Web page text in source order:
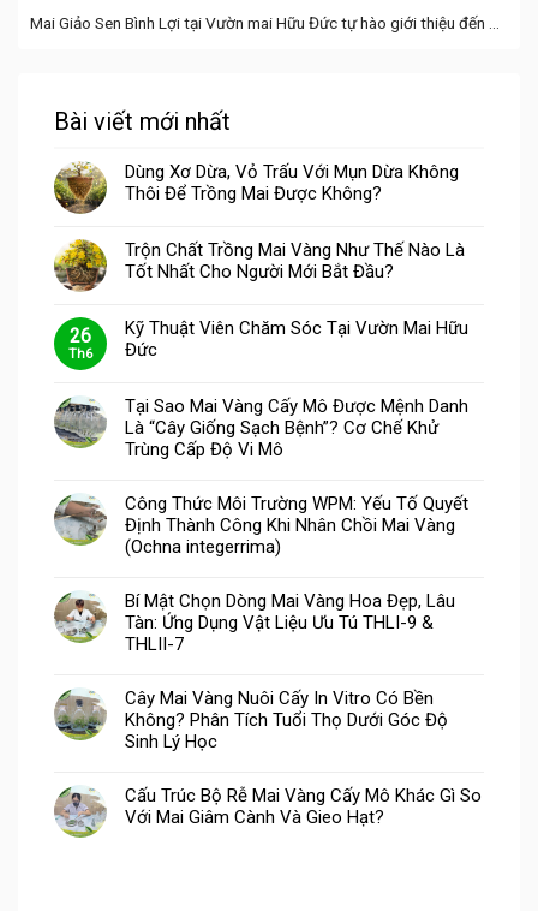
Mai Giảo Sen Bình Lợi tại Vườn mai Hữu Đức tự hào giới thiệu đến ...
Bài viết mới nhất
Dùng Xơ Dừa, Vỏ Trấu Với Mụn Dừa Không
Thôi Để Trồng Mai Được Không?
Trộn Chất Trồng Mai Vàng Như Thế Nào Là
Tốt Nhất Cho Người Mới Bắt Đầu?
26
Th6
Kỹ Thuật Viên Chăm Sóc Tại Vườn Mai Hữu
Đức
Tại Sao Mai Vàng Cấy Mô Được Mệnh Danh
Là “Cây Giống Sạch Bệnh”? Cơ Chế Khử
Trùng Cấp Độ Vi Mô
Công Thức Môi Trường WPM: Yếu Tố Quyết
Định Thành Công Khi Nhân Chồi Mai Vàng
(Ochna integerrima)
Bí Mật Chọn Dòng Mai Vàng Hoa Đẹp, Lâu
Tàn: Ứng Dụng Vật Liệu Ưu Tú THLI-9 &
THLII-7
Cây Mai Vàng Nuôi Cấy In Vitro Có Bền
Không? Phân Tích Tuổi Thọ Dưới Góc Độ
Sinh Lý Học
Cấu Trúc Bộ Rễ Mai Vàng Cấy Mô Khác Gì So
Với Mai Giâm Cành Và Gieo Hạt?